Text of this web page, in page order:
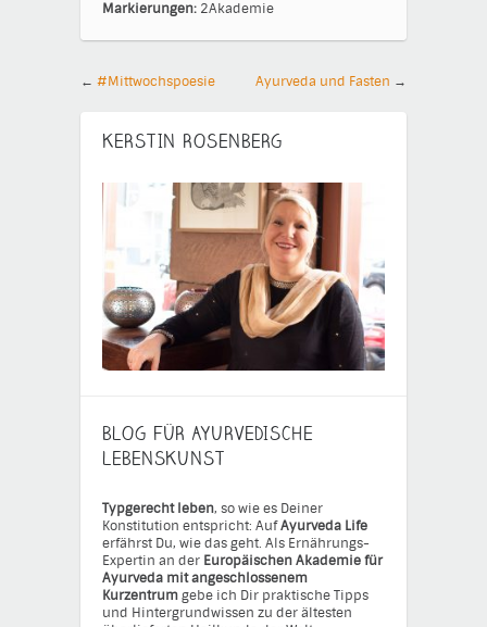
Markierungen: 2Akademie
← #Mittwochspoesie Ayurveda und Fasten →
KERSTIN ROSENBERG
BLOG FÜR AYURVEDISCHE
LEBENSKUNST
Typgerecht leben, so wie es Deiner
Konstitution entspricht: AufAyurveda Life
erfährst Du, wie das geht. Als Ernährungs-
Expertin an der Europäischen Akademie für
Ayurveda mit angeschlossenem
Kurzentrumgebe ich Dir praktische Tipps
und Hintergrundwissen zu der ältesten